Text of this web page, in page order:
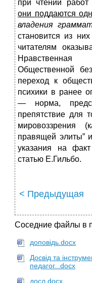
при чтении
они поддаются
владения
становится из
читателям
Нравственная
Общественной
переход к
психики в ранее
— норма,
препятствие для
мировоззрения
правящей элиты”
указания на
статью Е.Гильбо.
< Предыдущая
Соседние файлы в
доповідь.docx
Досвід та
педагог...docx
досл.docx